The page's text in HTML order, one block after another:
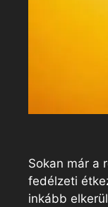
Sokan már a
fedélzeti
inkább